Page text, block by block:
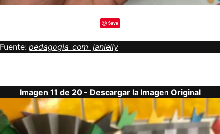
Save
Fuente: pedagogia_com_janielly
Imagen 11 de 20 - Descargar la Imagen Original